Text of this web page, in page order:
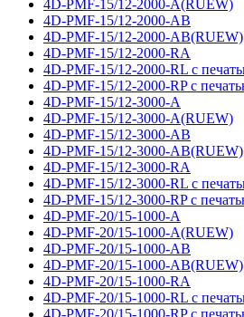
4D-PMF-15/12-2000-A(RUEW)
4D-PMF-15/12-2000-AB
4D-PMF-15/12-2000-AB(RUEW)
4D-PMF-15/12-2000-RA
4D-PMF-15/12-2000-RL с
4D-PMF-15/12-2000-RP с
4D-PMF-15/12-3000-A
4D-PMF-15/12-3000-A(RUEW)
4D-PMF-15/12-3000-AB
4D-PMF-15/12-3000-AB(RUEW)
4D-PMF-15/12-3000-RA
4D-PMF-15/12-3000-RL с
4D-PMF-15/12-3000-RP с
4D-PMF-20/15-1000-A
4D-PMF-20/15-1000-A(RUEW)
4D-PMF-20/15-1000-AB
4D-PMF-20/15-1000-AB(RUEW)
4D-PMF-20/15-1000-RA
4D-PMF-20/15-1000-RL с